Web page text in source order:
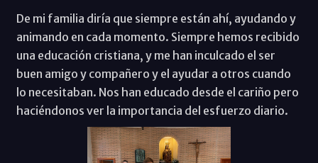
De mi familia diría que siempre están ahí, ayudando y
animando en cada momento. Siempre hemos recibido
una educación cristiana, y me han inculcado el ser
buen amigo y compañero y el ayudar a otros cuando
lo necesitaban. Nos han educado desde el cariño pero
haciéndonos ver la importancia del esfuerzo diario.